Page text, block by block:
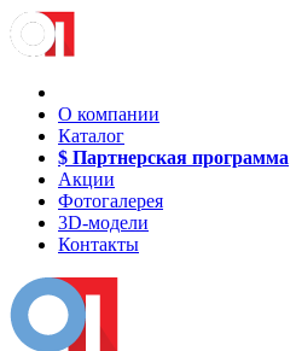
О компании
Каталог
$ Партнерская программа
Акции
Фотогалерея
3D-модели
Контакты